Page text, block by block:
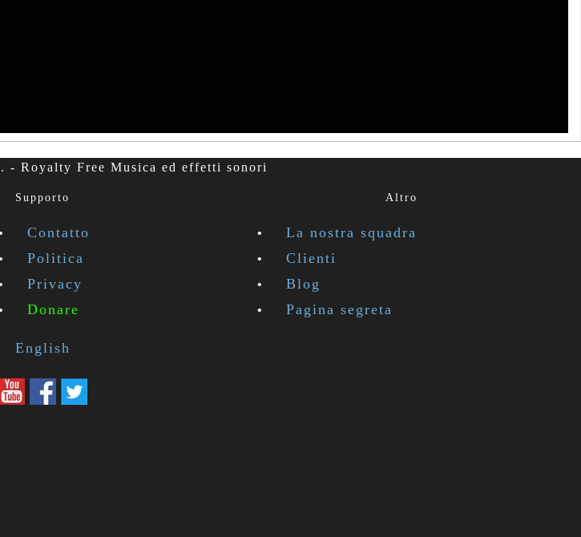
- Royalty Free Musica ed effetti sonori
Supporto
Contatto
Politica
Privacy
Donare
Altro
La nostra squadra
Clienti
Blog
Pagina segreta
English